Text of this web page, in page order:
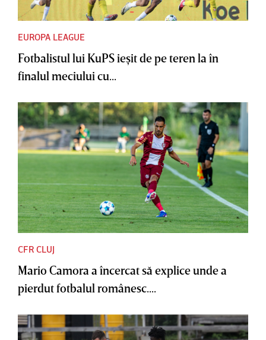
EUROPA LEAGUE
Fotbalistul lui KuPS ieşit de pe teren la în
finalul meciului cu...
CFR CLUJ
Mario Camora a încercat să explice unde a
pierdut fotbalul românesc....